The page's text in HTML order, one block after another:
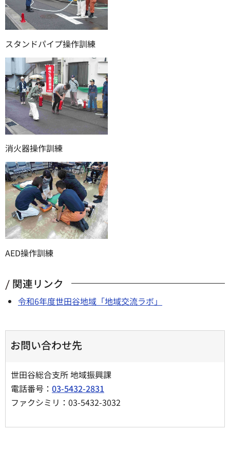
スタンドパイプ操作訓練
消火器操作訓練
AED操作訓練
関連リンク
令和6年度世田谷地域「地域交流ラボ」
お問い合わせ先
世田谷総合支所 地域振興課
電話番号： 03-5432-2831
ファクシミリ：03-5432-3032